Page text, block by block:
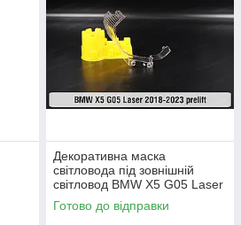
Декоративна маска
світловода під зовнішній
світловод BMW X5 G05 Laser
(2018-2023) дорест права
Готово до відправки